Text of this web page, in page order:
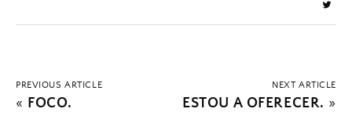
PREVIOUS ARTICLE
« FOCO.
NEXT ARTICLE
ESTOU A OFERECER. »